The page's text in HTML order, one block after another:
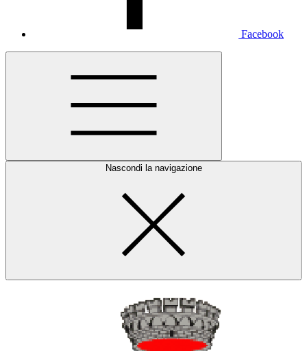
Facebook
Nascondi la navigazione